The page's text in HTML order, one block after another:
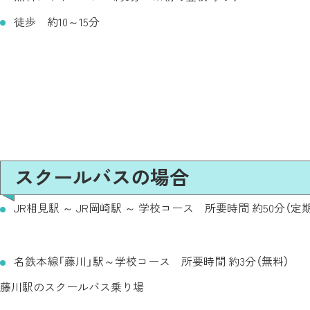
徒歩 約10～15分
スクールバスの場合
JR相見駅 ～ JR岡崎駅 ～ 学校コース 所要時間 約50分（定
名鉄本線「藤川」駅～学校コース 所要時間 約3分（無料）
藤川駅のスクールバス乗り場